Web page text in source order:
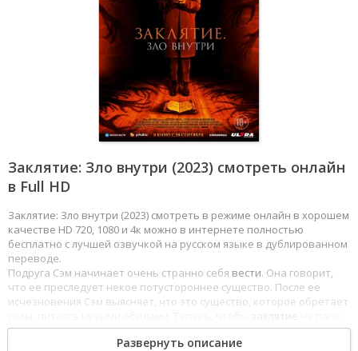
Заклятие: Зло внутри (2023) смотреть онлайн
в Full HD
Заклятие: Зло внутри (2023) смотреть в режиме онлайн в хорошем
качестве HD 720, 1080 и 4к можно в интернете полностью
бесплатно с лучшей озвучкой на русском языке в дублированном
переводе.
Подруга Сэм начинает очень странно себя вести. Она говорит,
что ее преследует некое потустороннее существо. После ее
исчезновения Сэм выясняет, что это существо, которое обретает
заклятие
на нее саму, Сэм нужно выяснить, что мучило ее подругу.
Развернуть описание